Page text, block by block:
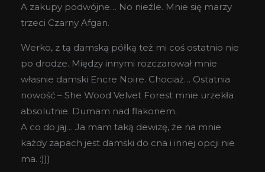
A zakupy podwójne… No nieźle. Mnie się marzy
trzeci Czarny Afgan.
Werko, z tą damską półką też mi coś ostatnio nie
po drodze. Między innymi rozczarował mnie
własnie damski Encre Noire. Chociaż… Ostatnia
nowość – She Wood Velvet Forest mnie urzekła
absolutnie. Dumam nad flakonem.
A co do jaj… Ja mam taką dewizę, że na mnie
każdy zapach jest damski do cna i innej opcji nie
ma. :)))